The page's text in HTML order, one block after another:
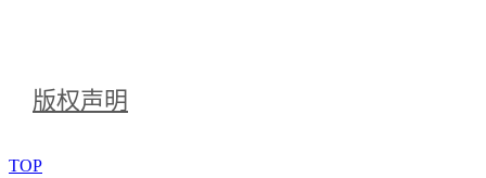
版权声明
TOP